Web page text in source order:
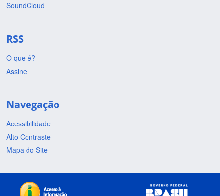
SoundCloud
RSS
O que é?
Assine
Navegação
Acessibilidade
Alto Contraste
Mapa do Site